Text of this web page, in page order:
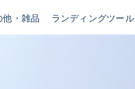
他・雑品 ランディングツール